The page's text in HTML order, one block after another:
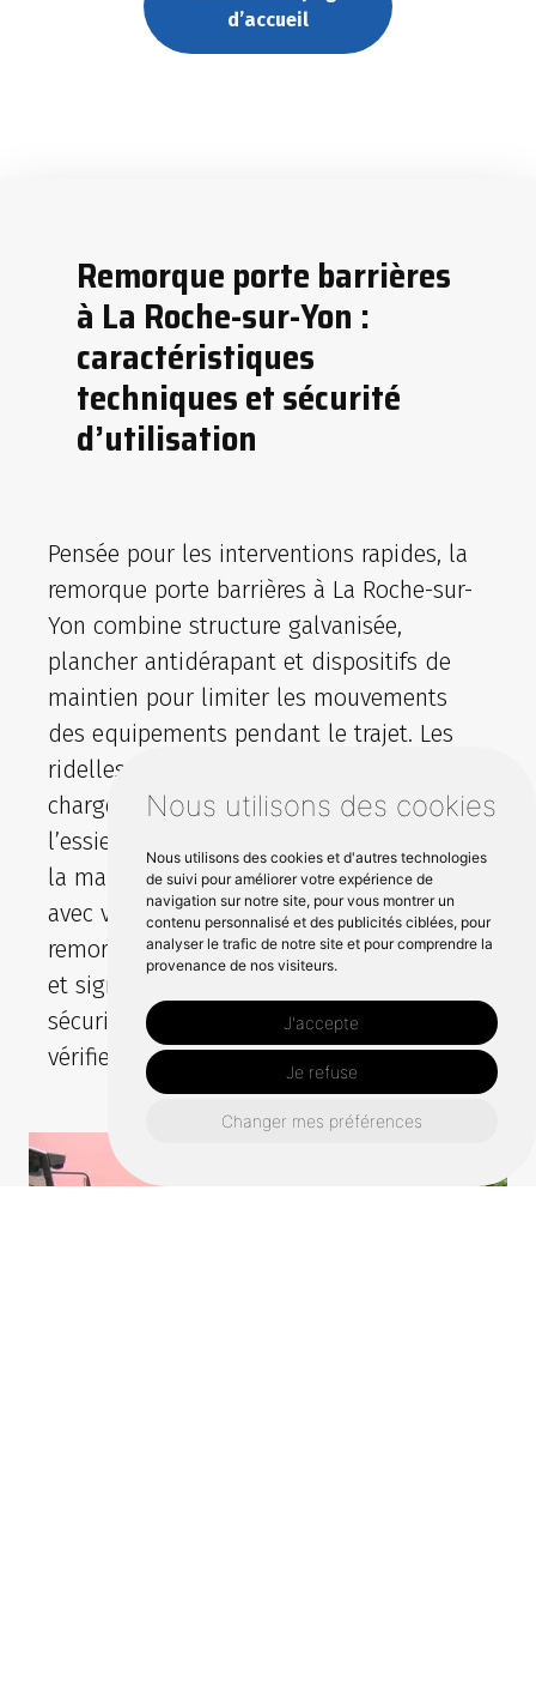
Nous utilisons des cookies
Nous utilisons des cookies et d'autres technologies
de suivi pour améliorer votre expérience de
navigation sur notre site, pour vous montrer un
contenu personnalisé et des publicités ciblées, pour
analyser le trafic de notre site et pour comprendre la
provenance de nos visiteurs.
J'accepte
Je refuse
Changer mes préférences
d’accueil
Remorque porte barrières
à La Roche-sur-Yon :
caractéristiques
techniques et sécurité
d’utilisation
Pensée pour les interventions rapides, la
remorque porte barrières à La Roche-sur-
Yon combine structure galvanisée,
plancher antidérapant et dispositifs de
maintien pour limiter les mouvements
des equipements pendant le trajet. Les
ridelles et points d’ancrage assurent un
chargement stable, tandis que le choix de
l’essieu et de la hauteur facilite l’accès et
la manutention sur chantier. Compatibles
avec votre voiture et son attelage, nos
remorques intègrent éclairage conforme
et signalisation visible pour circuler en
sécurité. En location ou en vente, Sodimar
vérifie chaque materiel avant départ.